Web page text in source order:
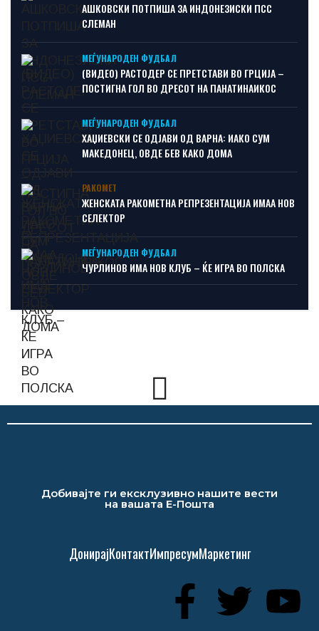
АШКОВСКИ ПОТПИША ЗА ИНДОНЕЗИСКИ ПСС
СЛЕМАН
МЕЃУНАРОДЕН ФУДБАЛ
(ВИДЕО) РАСТОДЕР СЕ ПРЕТСТАВИ ВО ГРЦИЈА –
ПОСТИГНА ГОЛ ВО ДРЕСОТ НА ПАНАТИНАИКОС
МЕЃУНАРОДЕН ФУДБАЛ
ХАЏИЕВСКИ СЕ ОДЈАВИ ОД ВАРНА: ИАКО СУМ
МАКЕДОНЕЦ, ОВДЕ БЕВ КАКО ДОМА
РАКОМЕТ
ЖЕНСКАТА РАКОМЕТНА РЕПРЕЗЕНТАЦИЈА ИМАА НОВ
СЕЛЕКТОР
МЕЃУНАРОДЕН ФУДБАЛ
ЧУРЛИНОВ ИМА НОВ КЛУБ – ЌЕ ИГРА ВО ПОЛСКА
Добивајте ги ексклузивно нашите вести
на вашата Е-Пошта
ДонирајКонтактИмпресумМаркетинг